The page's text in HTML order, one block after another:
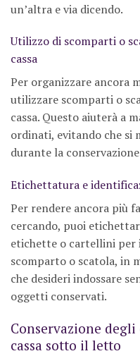
un’altra e via dicendo.
Utilizzo di scomparti o
cassa
Per organizzare ancora
utilizzare scomparti o
cassa. Questo aiuterà a
ordinati, evitando che si
durante la
Etichettatura e
Per rendere ancora più
cercando, puoi
etichette o cartellini per
scomparto o scatola, in
che desideri indossare
oggetti conservati.
Conservazione
cassa sotto il letto